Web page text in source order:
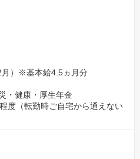
月）※基本給4.5ヵ月分
・健康・厚生年金
度（転勤時ご自宅から通えない